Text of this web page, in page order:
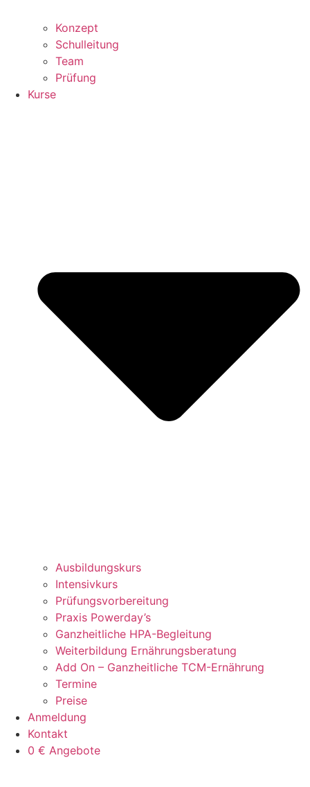
Konzept
Schulleitung
Team
Prüfung
Kurse
Ausbildungskurs
Intensivkurs
Prüfungsvorbereitung
Praxis Powerday’s
Ganzheitliche HPA-Begleitung
Weiterbildung Ernährungsberatung
Add On – Ganzheitliche TCM-Ernährung
Termine
Preise
Anmeldung
Kontakt
0 € Angebote